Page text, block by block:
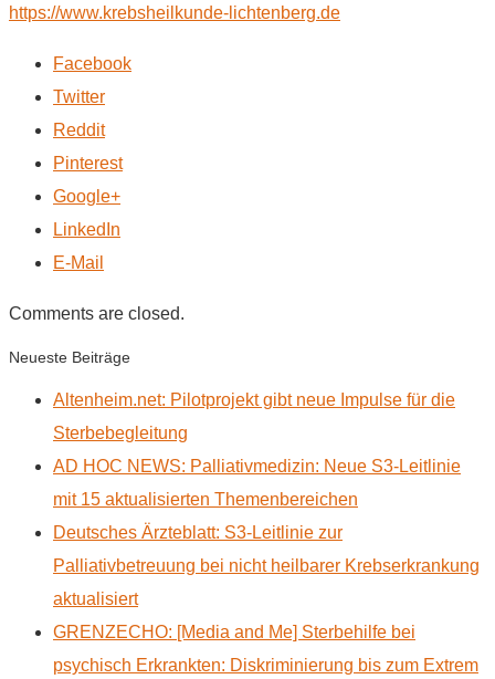
https://www.krebsheilkunde-lichtenberg.de
Facebook
Twitter
Reddit
Pinterest
Google+
LinkedIn
E-Mail
Comments are closed.
Neueste Beiträge
Altenheim.net: Pilotprojekt gibt neue Impulse für die
Sterbebegleitung
AD HOC NEWS: Palliativmedizin: Neue S3-Leitlinie
mit 15 aktualisierten Themenbereichen
Deutsches Ärzteblatt: S3-Leitlinie zur
Palliativbetreuung bei nicht heilbarer Krebserkrankung
aktualisiert
GRENZECHO: [Media and Me] Sterbehilfe bei
psychisch Erkrankten: Diskriminierung bis zum Extrem